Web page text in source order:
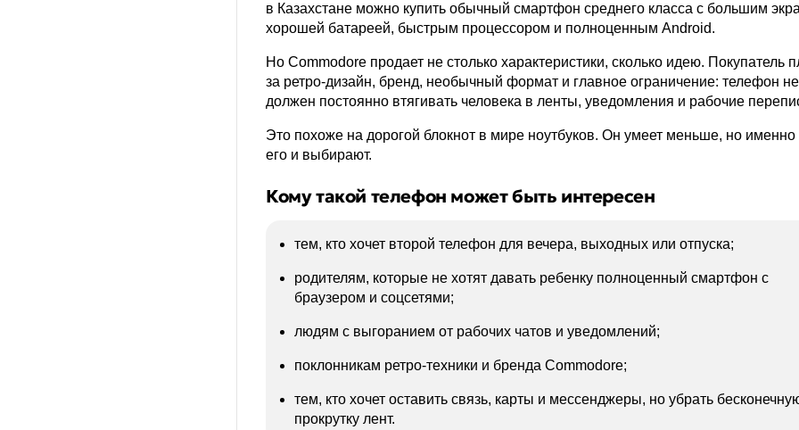
в Казахстане можно купить обычный смартфон среднего класса с большим
хорошей батареей, быстрым процессором и полноценным Android.
Но Commodore продает не столько характеристики, сколько идею. Покупатель
за ретро-дизайн, бренд, необычный формат и главное ограничение: телефон не
должен постоянно втягивать человека в ленты, уведомления и рабочие
Это похоже на дорогой блокнот в мире ноутбуков. Он умеет меньше, но именно
его и выбирают.
Кому такой телефон может быть интересен
тем, кто хочет второй телефон для вечера, выходных или отпуска;
родителям, которые не хотят давать ребенку полноценный смартфон с
браузером и соцсетями;
людям с выгоранием от рабочих чатов и уведомлений;
поклонникам ретро-техники и бренда Commodore;
тем, кто хочет оставить связь, карты и мессенджеры, но убрать
прокрутку лент.